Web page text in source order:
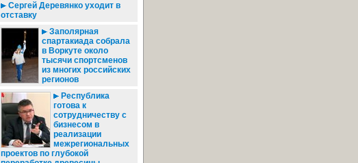
Сергей Деревянко уходит в
отставку
Заполярная
спартакиада собрала
в Воркуте около
тысячи спортсменов
из многих российских
регионов
Республика
готова к
сотрудничеству с
бизнесом в
реализации
межрегиональных
проектов по глубокой